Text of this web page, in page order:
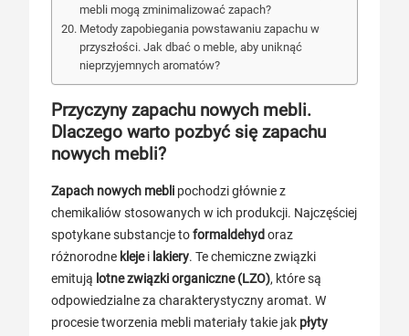
mebli mogą zminimalizować zapach?
Metody zapobiegania powstawaniu zapachu w
przyszłości. Jak dbać o meble, aby uniknąć
nieprzyjemnych aromatów?
Przyczyny zapachu nowych mebli.
Dlaczego warto pozbyć się zapachu
nowych mebli?
Zapach nowych mebli pochodzi głównie z
chemikaliów stosowanych w ich produkcji. Najczęściej
spotykane substancje toformaldehyd oraz
różnorodne klejei lakiery. Te chemiczne związki
emitują lotne związki organiczne (LZO), które są
odpowiedzialne za charakterystyczny aromat. W
procesie tworzenia mebli materiały takie jak płyty